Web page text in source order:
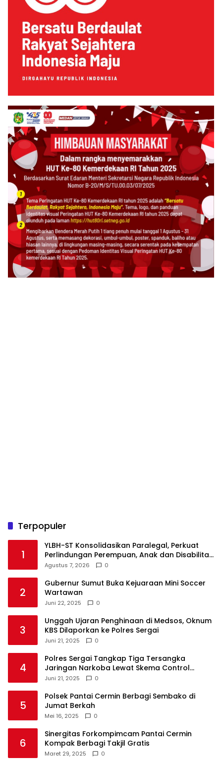
Terpopuler
1
YLBH-ST Konsolidasikan Paralegal, Perkuat
Perlindungan Perempuan, Anak dan Disabilitas
Agustus 7, 2026 0
2
Gubernur Sumut Buka Kejuaraan Mini Soccer
Wartawan
Juni 22, 2025 0
3
Unggah Ujaran Penghinaan di Medsos, Oknum
KBS Dilaporkan ke Polres Sergai
Juni 21, 2025 0
4
Polres Sergai Tangkap Tiga Tersangka
Jaringan Narkoba Lewat Skema Control
Delivery
Juni 21, 2025 0
5
Polsek Pantai Cermin Berbagi Sembako di
Jumat Berkah
Mei 16, 2025 0
6
Sinergitas Forkompimcam Pantai Cermin
Kompak Berbagi Takjil Gratis
Maret 29, 2025 0